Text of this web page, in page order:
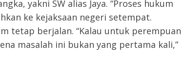
yakni SW alias Jaya. “Proses hukum
ke kejaksaan negeri setempat.
tetap berjalan. “Kalau untuk perempuan
masalah ini bukan yang pertama kali,”